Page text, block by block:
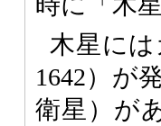
木星には
1642）が
衛星）が